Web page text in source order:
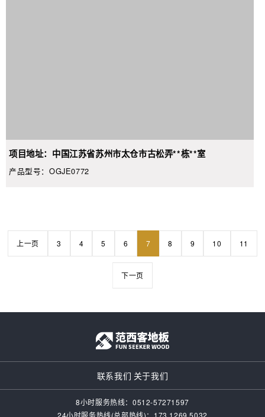
项目地址：中国江苏省苏州市太仓市古松弄**栋**室
产品型号：OGJE0772
上一页 3 4 5 6 7 8 9 10 11
下一页
联系我们 关于我们
8小时服务热线：0512-57271597
24小时服务热线(总部热线)：173 1269 5032